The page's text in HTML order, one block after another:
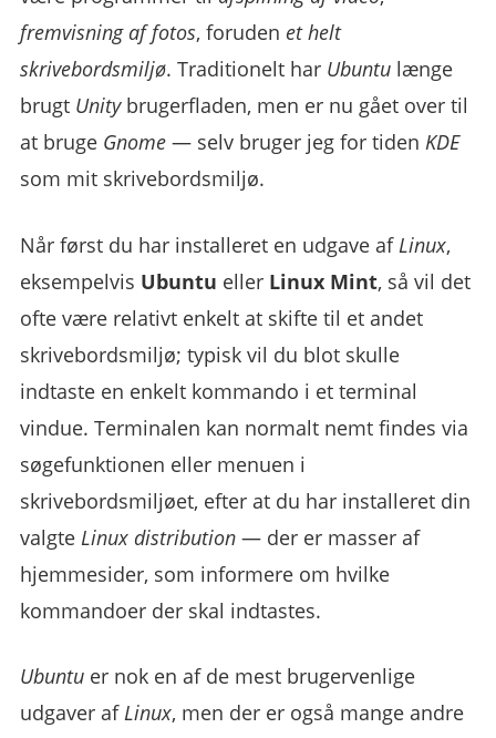
fremvisning af fotos, foruden et helt
skrivebordsmiljø. Traditionelt har Ubuntu længe
brugt Unitybrugerfladen, men er nu gået over til
at bruge Gnome — selv bruger jeg for tidenKDE
som mit skrivebordsmiljø.
Når først du har installeret en udgave af Linux,
eksempelvis Ubuntu eller Linux Mint, så vil det
ofte være relativt enkelt at skifte til et andet
skrivebordsmiljø; typisk vil du blot skulle
indtaste en enkelt kommando i et terminal
vindue. Terminalen kan normalt nemt findes via
søgefunktionen eller menuen i
skrivebordsmiljøet, efter at du har installeret din
valgte Linux distribution — der er masser af
hjemmesider, som informere om hvilke
kommandoer der skal indtastes.
Ubuntu er nok en af de mest brugervenlige
udgaver afLinux, men der er også mange andre